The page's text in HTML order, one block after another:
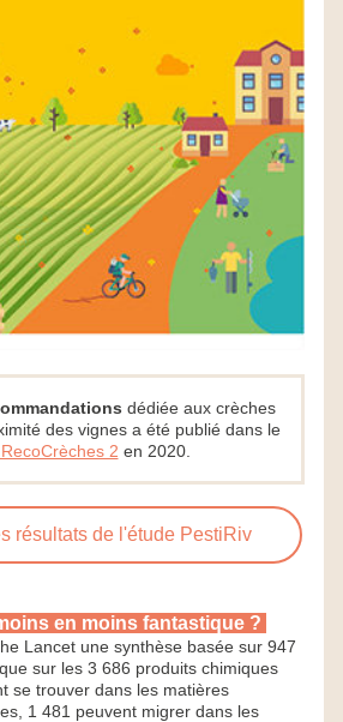
dédiée aux crèches
des vignes a été publié dans le
2 en 2020.
résultats de l'étude PestiRiv
en moins fantastique ?
Lancet une synthèse basée sur 947
sur les 3 686 produits chimiques
se trouver dans les matières
1 481 peuvent migrer dans les